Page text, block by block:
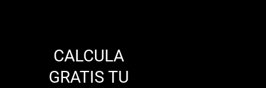
CALCULA
GRATIS TU